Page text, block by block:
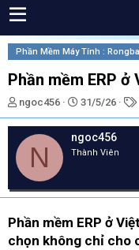
Phần Mềm Máy Tính :
Phần mềm ERP ở
T
h
r
e
d
s
t
a
r
t
ngoc456
N
g
à
y
g
i
31/5/26
N
ngoc456
Thành Viên
Phần mềm ERP ở
chọn không chỉ cho